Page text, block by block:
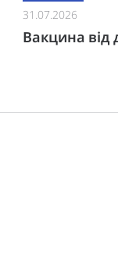
31.07.2026
Вакцина від